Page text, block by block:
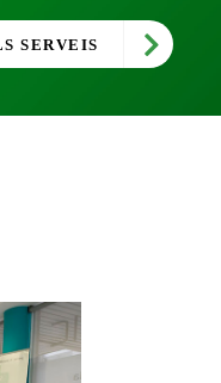
SERVEIS